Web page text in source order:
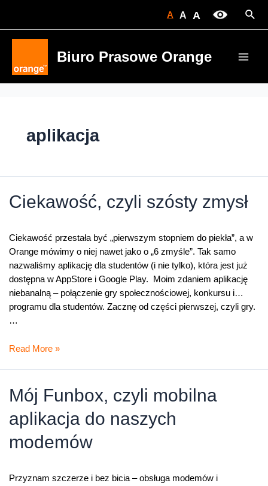
A A A
Biuro Prasowe Orange
aplikacja
Ciekawość, czyli szósty zmysł
Ciekawość przestała być „pierwszym stopniem do piekła”, a w
Orange mówimy o niej nawet jako o „6 zmyśle”. Tak samo
nazwaliśmy aplikację dla studentów (i nie tylko), która jest już
dostępna w AppStore i Google Play. Moim zdaniem aplikację
niebanalną – połączenie gry społecznościowej, konkursu i…
programu dla studentów. Zacznę od części pierwszej, czyli gry.
…
Ciekawość,
zmysł
Read More »
Mój Funbox, czyli mobilna
aplikacja do naszych
modemów
Przyznam szczerze i bez bicia – obsługa modemów i